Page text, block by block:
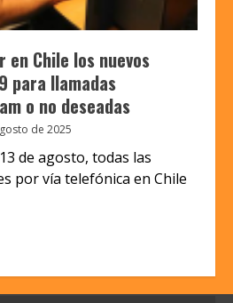
en Chile los nuevos
para llamadas
o no deseadas
de 2025
de agosto, todas las
por vía telefónica en Chile